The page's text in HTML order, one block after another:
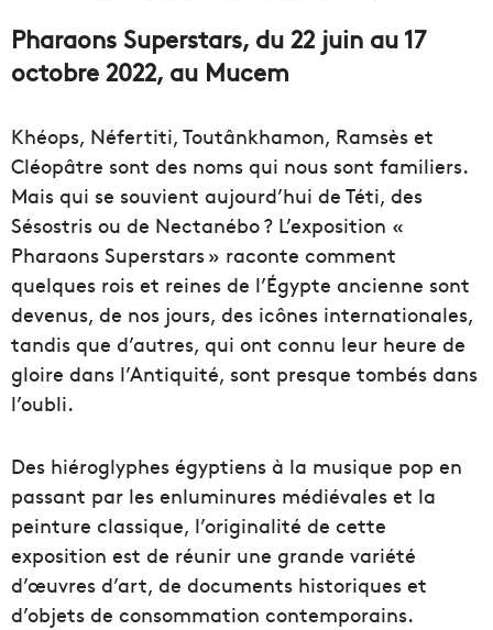
Pharaons Superstars, du 22 juin au 17
octobre 2022, au Mucem
Khéops, Néfertiti, Toutânkhamon, Ramsès et
Cléopâtre sont des noms qui nous sont familiers.
Mais qui se souvient aujourd’hui de Téti, des
Sésostris ou de Nectanébo ? L’exposition «
Pharaons Superstars » raconte comment
quelques rois et reines de l’Égypte ancienne sont
devenus, de nos jours, des icônes internationales,
tandis que d’autres, qui ont connu leur heure de
gloire dans l’Antiquité, sont presque tombés dans
l’oubli.
Des hiéroglyphes égyptiens à la musique pop en
passant par les enluminures médiévales et la
peinture classique, l’originalité de cette
exposition est de réunir une grande variété
d’œuvres d’art, de documents historiques et
d’objets de consommation contemporains.